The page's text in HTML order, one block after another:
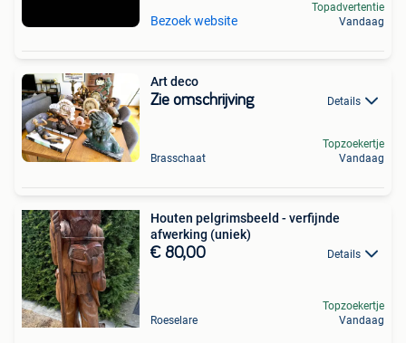
Bezoek website
Topadvertentie
Vandaag
Art deco
Zie omschrijving Details
Brasschaat
Topzoekertje
Vandaag
Houten pelgrimsbeeld - verfijnde
afwerking (uniek)
€ 80,00 Details
Roeselare
Topzoekertje
Vandaag